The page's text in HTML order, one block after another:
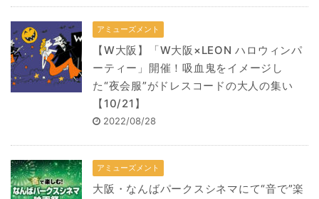
アミューズメント
【W大阪】「W大阪×LEON ハロウィンパ
ーティー」開催！吸血鬼をイメージし
た“夜会服”がドレスコードの大人の集い
【10/21】
2022/08/28
アミューズメント
大阪・なんばパークスシネマにて“音で”楽